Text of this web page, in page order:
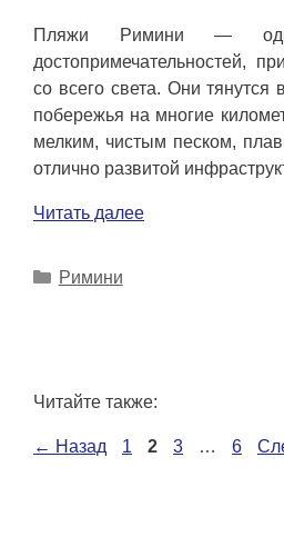
Пляжи Римини —
достопримечательностей,
со всего света. Они тянутся
побережья на многие
мелким, чистым песком,
отлично развитой
Читать далее
Рубрики
Римини
Читайте также:
← Назад Страница
1 Страница
2 Страница
3 … 6